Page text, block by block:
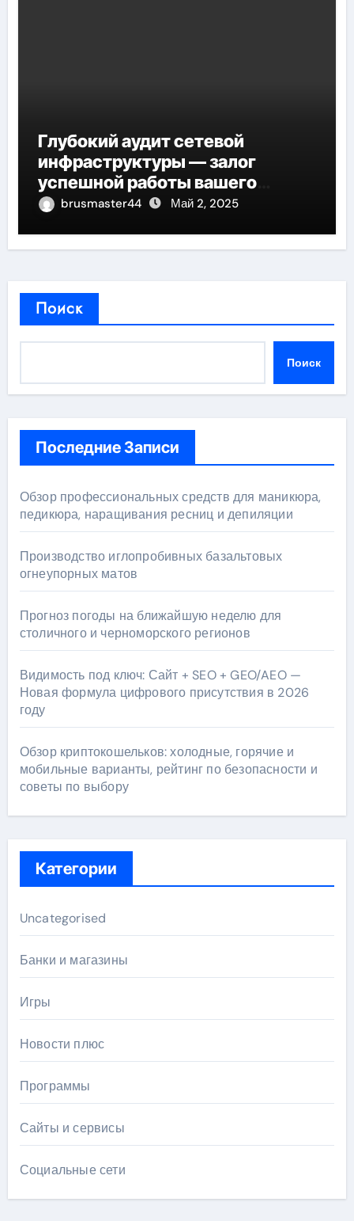
Глубокий аудит сетевой
инфраструктуры — залог
успешной работы вашего
бизнеса
brusmaster44 Май 2, 2025
Поиск
Поиск
Последние Записи
Обзор профессиональных средств для маникюра,
педикюра, наращивания ресниц и депиляции
Производство иглопробивных базальтовых
огнеупорных матов
Прогноз погоды на ближайшую неделю для
столичного и черноморского регионов
Видимость под ключ: Сайт + SEO + GEO/AEO —
Новая формула цифрового присутствия в 2026
году
Обзор криптокошельков: холодные, горячие и
мобильные варианты, рейтинг по безопасности и
советы по выбору
Категории
Uncategorised
Банки и магазины
Игры
Новости плюс
Программы
Сайты и сервисы
Социальные сети